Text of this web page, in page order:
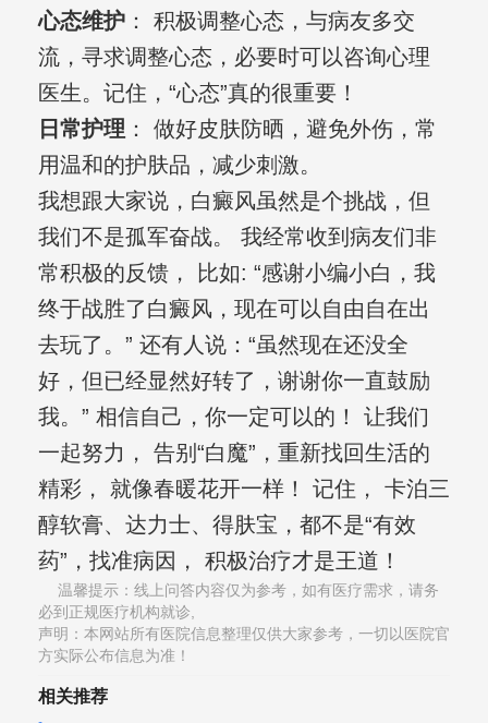
心态维护： 积极调整心态，与病友多交
流，寻求调整心态，必要时可以咨询心理
医生。记住，“心态”真的很重要！
日常护理 ： 做好皮肤防晒，避免外伤，常
用温和的护肤品，减少刺激。
我想跟大家说，白癜风虽然是个挑战，但
我们不是孤军奋战。 我经常收到病友们非
常积极的反馈， 比如: “感谢小编小白，我
终于战胜了白癜风，现在可以自由自在出
去玩了。” 还有人说：“虽然现在还没全
好，但已经显然好转了，谢谢你一直鼓励
我。” 相信自己，你一定可以的！ 让我们
一起努力， 告别“白魔”，重新找回生活的
精彩， 就像春暖花开一样！ 记住， 卡泊三
醇软膏、达力士、得肤宝，都不是“有效
药”，找准病因， 积极治疗才是王道！
温馨提示：线上问答内容仅为参考，如有医疗需求，请务
必到正规医疗机构就诊,
声明：本网站所有医院信息整理仅供大家参考，一切以医院官
方实际公布信息为准！
相关推荐